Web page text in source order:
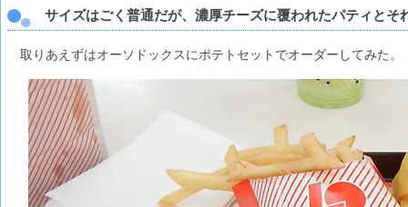
サイズはごく普通だが、濃厚チーズに覆われたパティとそ
取りあえずはオーソドックスにポテトセットでオーダーしてみた。